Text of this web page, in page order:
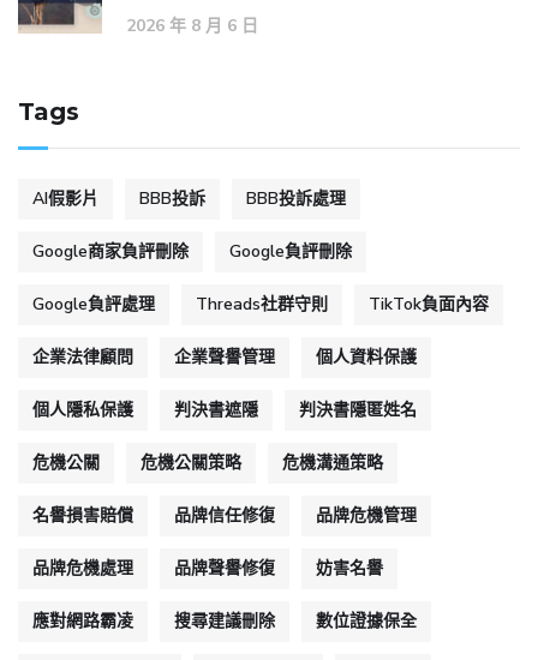
2026 年 8 月 6 日
Tags
AI假影片 BBB投訴 BBB投訴處理
Google商家負評刪除 Google負評刪除
Google負評處理 Threads社群守則 TikTok負面內容
企業法律顧問 企業聲譽管理 個人資料保護
個人隱私保護 判決書遮隱 判決書隱匿姓名
危機公關 危機公關策略 危機溝通策略
名譽損害賠償 品牌信任修復 品牌危機管理
品牌危機處理 品牌聲譽修復 妨害名譽
應對網路霸凌 搜尋建議刪除 數位證據保全